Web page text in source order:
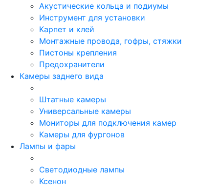
Акустические кольца и подиумы
Инструмент для установки
Карпет и клей
Монтажные провода, гофры, стяжки
Пистоны крепления
Предохранители
Камеры заднего вида
Штатные камеры
Универсальные камеры
Мониторы для подключения камер
Камеры для фургонов
Лампы и фары
Светодиодные лампы
Ксенон